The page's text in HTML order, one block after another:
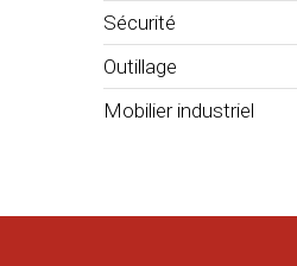
Sécurité
Outillage
Mobilier industriel